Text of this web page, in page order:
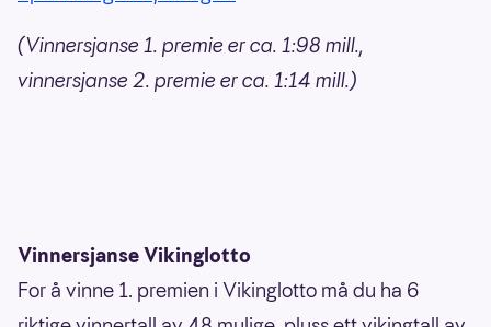
(Vinnersjanse 1. premie er ca. 1:98 mill.,
vinnersjanse 2. premie er ca. 1:14 mill.)
Vinnersjanse Vikinglotto
For å vinne 1. premien i Vikinglotto må du ha 6